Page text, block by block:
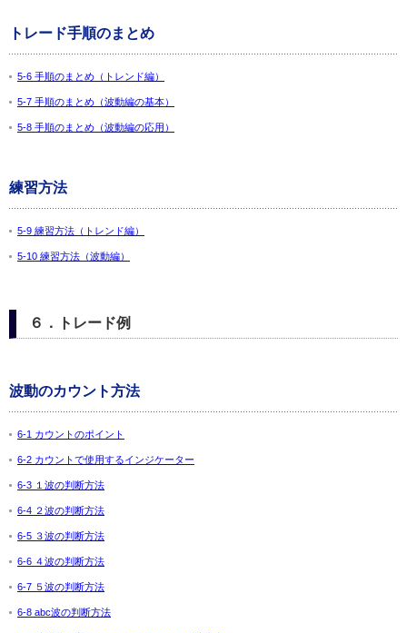
トレード手順のまとめ
5-6 手順のまとめ（トレンド編）
5-7 手順のまとめ（波動編の基本）
5-8 手順のまとめ（波動編の応用）
練習方法
5-9 練習方法（トレンド編）
5-10 練習方法（波動編）
６．トレード例
波動のカウント方法
6-1 カウントのポイント
6-2 カウントで使用するインジケーター
6-3 １波の判断方法
6-4 ２波の判断方法
6-5 ３波の判断方法
6-6 ４波の判断方法
6-7 ５波の判断方法
6-8 abc波の判断方法